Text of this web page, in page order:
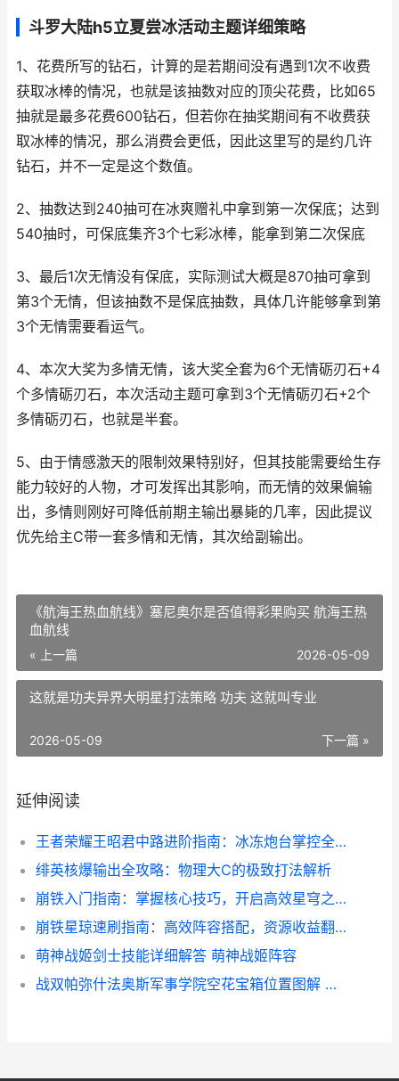
斗罗大陆h5立夏尝冰活动主题详细策略
1、花费所写的钻石，计算的是若期间没有遇到1次不收费
获取冰棒的情况，也就是该抽数对应的顶尖花费，比如65
抽就是最多花费600钻石，但若你在抽奖期间有不收费获
取冰棒的情况，那么消费会更低，因此这里写的是约几许
钻石，并不一定是这个数值。
2、抽数达到240抽可在冰爽赠礼中拿到第一次保底；达到
540抽时，可保底集齐3个七彩冰棒，能拿到第二次保底
3、最后1次无情没有保底，实际测试大概是870抽可拿到
第3个无情，但该抽数不是保底抽数，具体几许能够拿到第
3个无情需要看运气。
4、本次大奖为多情无情，该大奖全套为6个无情砺刃石+4
个多情砺刃石，本次活动主题可拿到3个无情砺刃石+2个
多情砺刃石，也就是半套。
5、由于情感激天的限制效果特别好，但其技能需要给生存
能力较好的人物，才可发挥出其影响，而无情的效果偏输
出，多情则刚好可降低前期主输出暴毙的几率，因此提议
优先给主C带一套多情和无情，其次给副输出。
《航海王热血航线》塞尼奥尔是否值得彩果购买 航海王热
血航线
« 上一篇 2026-05-09
这就是功夫异界大明星打法策略 功夫 这就叫专业
下一篇 »
2026-05-09
延伸阅读
王者荣耀王昭君中路进阶指南：冰冻炮台掌控全场！
绯英核爆输出全攻略：物理大C的极致打法解析
崩铁入门指南：掌握核心技巧，开启高效星穹之旅！
崩铁星琼速刷指南：高效阵容搭配，资源收益翻倍！
萌神战姬剑士技能详细解答 萌神战姬阵容
战双帕弥什法奥斯军事学院空花宝箱位置图解 战双帕弥a